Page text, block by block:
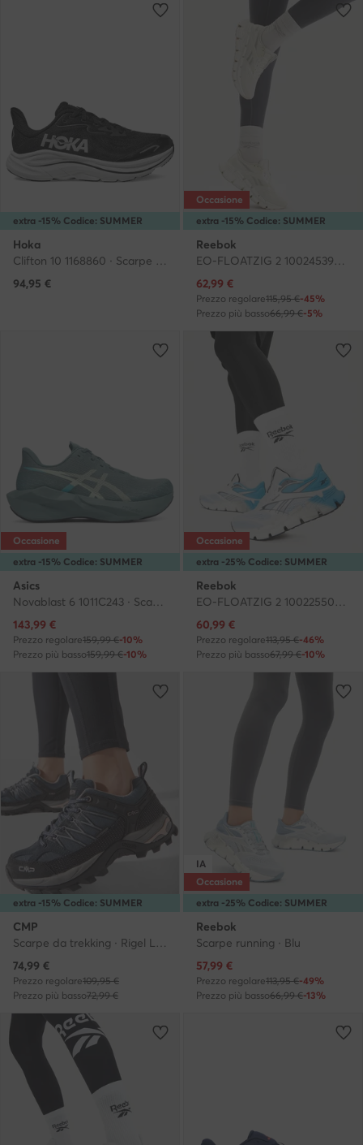
extra -15% Codice: SUMMER
Hoka
Clifton 10 1168860 · Scarpe running
94,95 €
extra -15% Codice: SUMMER
Occasione
Reebok
EO-FLOATZIG 2 100245393 · Scarpe running
Prezzo attuale
62,99 €
Prezzo regolare115,95 €-45%
Prezzo più basso66,99 €-5%
extra -15% Codice: SUMMER
Occasione
Asics
Novablast 6 1011C243 · Scarpe running
Prezzo attuale
143,99 €
Prezzo regolare159,99 €-10%
Prezzo più basso159,99 €-10%
extra -25% Codice: SUMMER
Occasione
Reebok
EO-FLOATZIG 2 100225500 · Scarpe running
Prezzo attuale
60,99 €
Prezzo regolare113,95 €-46%
Prezzo più basso67,99 €-10%
extra -15% Codice: SUMMER
CMP
Scarpe da trekking · Rigel Low Wmn Trekking Shoe Wp 3Q54456 · Blu scuro
Prezzo attuale
74,99 €
Prezzo regolare109,95 €
Prezzo più basso72,99 €
extra -25% Codice: SUMMER
IA
Occasione
Reebok
Scarpe running · Blu
Prezzo attuale
57,99 €
Prezzo regolare113,95 €-49%
Prezzo più basso66,99 €-13%